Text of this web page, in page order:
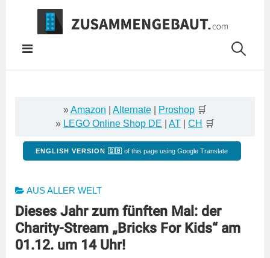
Springe
Inhalt
»Amazon Alternate Proshop 🛒
» LEGO Online Shop DE AT CH 🛒
ENGLISH VERSION 🇬🇧 of this page using Google Translate
AUS ALLER WELT
Dieses Jahr zum fünften Mal: der
Charity-Stream „Bricks For Kids“ am
01.12. um 14 Uhr!